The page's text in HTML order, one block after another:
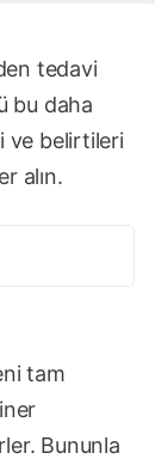
tedavi
bu daha
ve belirtileri
alın.
tam
Bununla